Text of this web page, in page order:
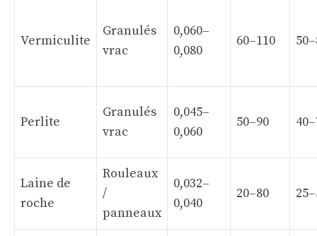
Vermiculite
Granulés
vrac
0,060–
0,080
60–110
Perlite
Granulés
vrac
0,045–
0,060
50–90
Laine de
roche
Rouleaux
/
panneaux
0,032–
0,040
20–80